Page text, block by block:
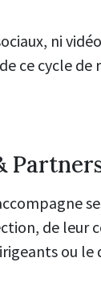
ni
ce cycle de
de leur
ou